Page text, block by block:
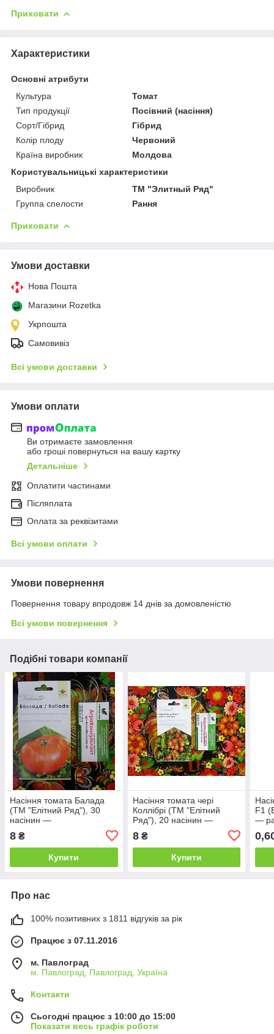
Приховати
Характеристики
Основні атрибути
Культура
Томат
Тип продукції
Посівний (насіння)
Сорт/Гібрид
Гібрид
Колір плоду
Червоний
Країна виробник
Молдова
Користувальницькі характеристики
Виробник
ТМ "Элитный Ряд"
Группа спелости
Рання
Приховати
Умови доставки
Нова Пошта
Магазини Rozetka
Укрпошта
Самовивіз
Всі умови доставки
Умови оплати
Ви отримаєте замовлення
або гроші повернуться на вашу картку
Детальніше
Оплатити частинами
Післяплата
Оплата за реквізитами
Всі умови оплати
Умови повернення
Повернення товару впродовж 14 днів за домовленістю
Всі умови повернення
Подібні товари компанії
Насіння томата Балада
(ТМ "Елітний Ряд"), 30
насінин —
середньостиглий (105-115
днів), червоний баллада
8 ₴
Купити
Насіння томата чері
Коллібрі (ТМ "Елітний
Ряд"), 20 насінин —
ультраранній (80-85 днів),
низькорослий, червоний
колібрі
8₴
Купити
F1
―
Про нас
100% позитивних з 1811 відгуків за рік
Працює з 07.11.2016
м. Павлоград
м. Павлоград, Павлоград, Україна
Контакти
Сьогодні працює з 10:00 до 15:00
Показати весь графік роботи